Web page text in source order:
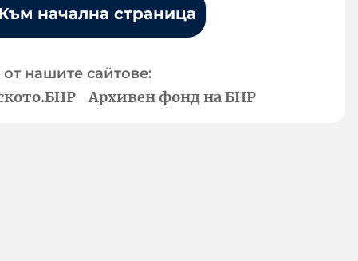
начална страница
нашите сайтове:
Архивен фонд на БНР